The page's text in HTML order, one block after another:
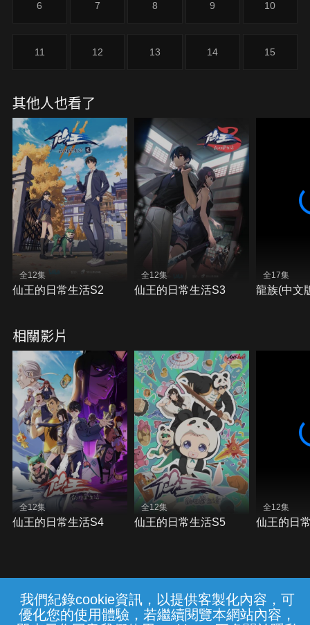
我們紀錄cookie資訊，以提供客製化內容，可
優化您的使用體驗，若繼續閱覽本網站內容，
6 7 8 9 10
11 12 13 14 15
其他人也看了
全12集
仙王的日常生活S2
全12集
仙王的日常生活S3
全17集
龍族(中文
相關影片
全12集
仙王的日常生活S4
全12集
仙王的日常生活S5
全12集
仙王的日
常見問題 線上客服 服務條款 隱私權保護
{{notifyMsg}}